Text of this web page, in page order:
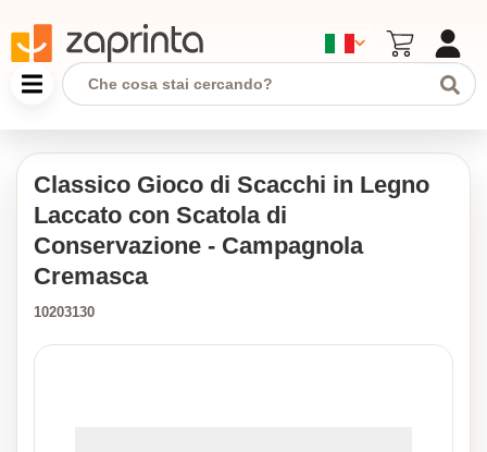
Classico Gioco di Scacchi in Legno
Laccato con Scatola di
Conservazione - Campagnola
Cremasca
10203130